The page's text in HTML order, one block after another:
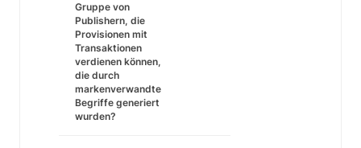
Gruppe von
Publishern, die
Provisionen mit
Transaktionen
verdienen können,
die durch
markenverwandte
Begriffe generiert
wurden?